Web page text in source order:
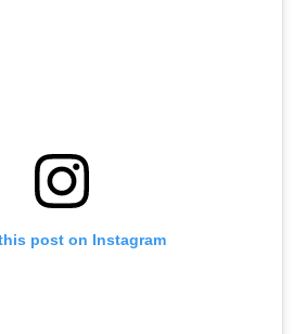
post on Instagram